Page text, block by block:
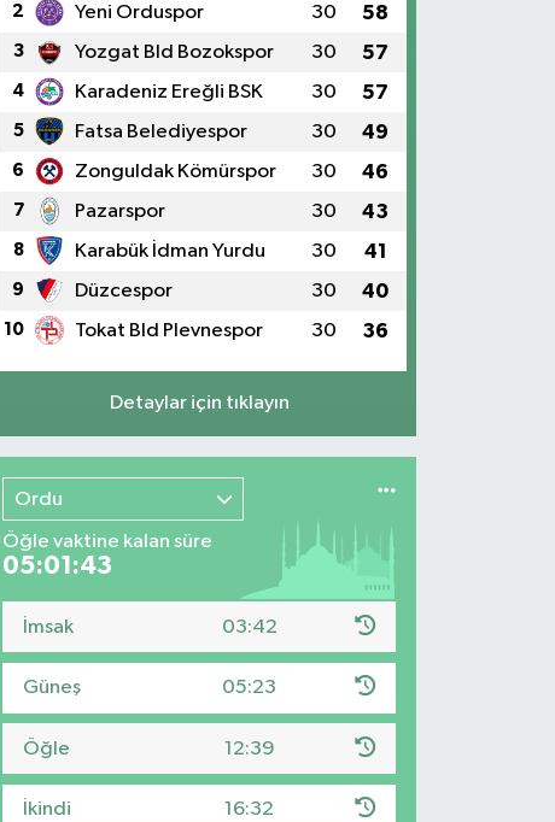
2 Yeni Orduspor 30 58
3 Yozgat Bld Bozokspor 30 57
4 Karadeniz Ereğli BSK 30 57
5 Fatsa Belediyespor 30 49
6 Zonguldak Kömürspor 30 46
7 Pazarspor 30 43
8 Karabük İdman Yurdu 30 41
9 Düzcespor 30 40
10 Tokat Bld Plevnespor 30 36
Detaylar için tıklayın
Ordu
Öğle vaktine kalan süre
05:01:42
İmsak 03:42
Güneş 05:23
Öğle 12:39
İkindi 16:32